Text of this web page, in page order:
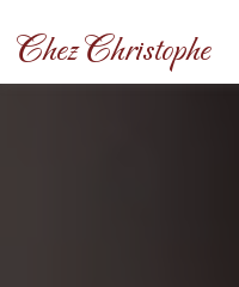
Chez Christophe